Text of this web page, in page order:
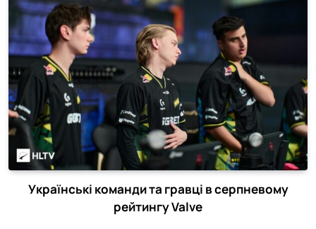
Українські команди та гравці в серпневому
рейтингу Valve